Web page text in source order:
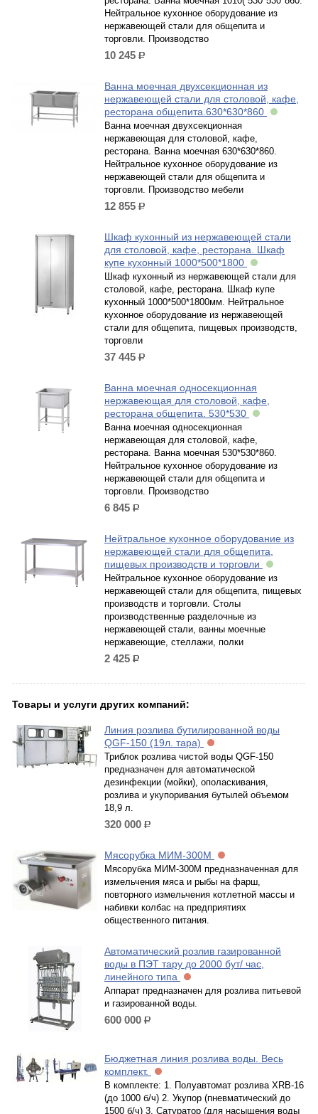
Нейтральное кухонное оборудование из
нержавеющей стали для общепита и
торговли. Производство
10 245 р.
Ванна моечная двухсекционная из
нержавеющей стали для столовой, кафе,
ресторана общепита.630*630*860
Ванна моечная двухсекционная
нержавеющая для столовой, кафе,
ресторана. Ванна моечная 630*630*860.
Нейтральное кухонное оборудование из
нержавеющей стали для общепита и
торговли. Производство мебели
12 855 р.
Шкаф кухонный из нержавеющей стали
для столовой, кафе, ресторана. Шкаф
купе кухонный 1000*500*1800
Шкаф кухонный из нержавеющей стали для
столовой, кафе, ресторана. Шкаф купе
кухонный 1000*500*1800мм. Нейтральное
кухонное оборудование из нержавеющей
стали для общепита, пищевых производств,
торговли
37 445 р.
Ванна моечная односекционная
нержавеющая для столовой, кафе,
ресторана общепита. 530*530
Ванна моечная односекционная
нержавеющая для столовой, кафе,
ресторана. Ванна моечная 530*530*860.
Нейтральное кухонное оборудование из
нержавеющей стали для общепита и
торговли. Производство
6 845 р.
Нейтральное кухонное оборудование из
нержавеющей стали для общепита,
пищевых производств и торговли
Нейтральное кухонное оборудование из
нержавеющей стали для общепита, пищевых
производств и торговли. Столы
производственные разделочные из
нержавеющей стали, ванны моечные
нержавеющие, стеллажи, полки
2 425 р.
Товары и услуги других компаний:
Линия розлива бутилированной воды
QGF-150 (19л. тара)
Триблок розлива чистой воды QGF-150
предназначен для автоматической
дезинфекции (мойки), ополаскивания,
розлива и укупоривания бутылей объемом
18,9 л.
320 000 р.
Мясорубка МИМ-300М
Мясорубка МИМ-300М предназначенная для
измельчения мяса и рыбы на фарш,
повторного измельчения котлетной массы и
набивки колбас на предприятиях
общественного питания.
Автоматический розлив газированной
воды в ПЭТ тару до 2000 бут/ час,
линейного типа
Аппарат предназначен для розлива питьевой
и газированной воды.
600 000 р.
Бюджетная линия розлива воды. Весь
комплект.
В комплекте: 1. Полуавтомат розлива XRB-16
(до 1000 б/ч) 2. Укупор (пневматический до
1500 б/ч) 3. Сатуратор (для насыщения воды